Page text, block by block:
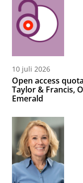
10 juli 2026
Open access
Taylor & Francis,
Emerald